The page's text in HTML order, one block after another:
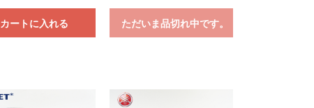
カートに入れる ただいま品切れ中です。